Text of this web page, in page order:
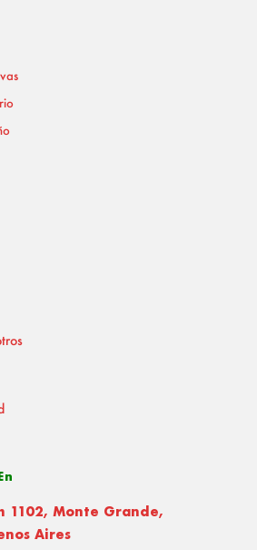
1102, Monte Grande,
Aires